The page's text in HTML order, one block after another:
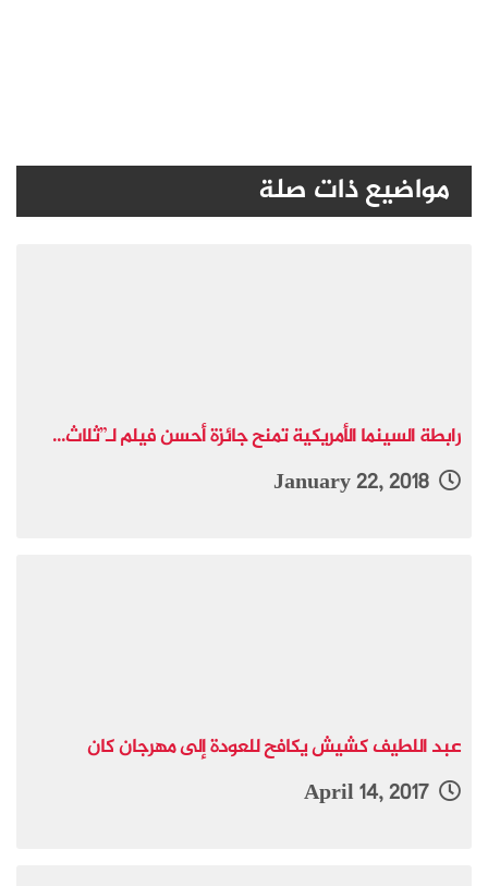
مواضيع ذات صلة
رابطة السينما الأمريكية تمنح جائزة أحسن فيلم لـ”ثلاث...
January 22, 2018
عبد اللطيف كشيش يكافح للعودة إلى مهرجان كان
April 14, 2017